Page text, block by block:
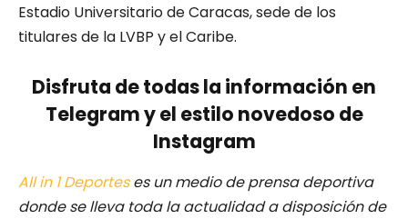
Estadio Universitario de Caracas, sede de los
titulares de la LVBP y el Caribe.
Disfruta de todas la información en
Telegram y el estilo novedoso de
Instagram
All in 1 Deporteses un medio de prensa deportiva
donde se lleva toda la actualidad a disposición de